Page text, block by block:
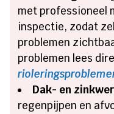
met professioneel
inspectie, zodat
problemen
problemen lees
Dak- en
regenpijpen en